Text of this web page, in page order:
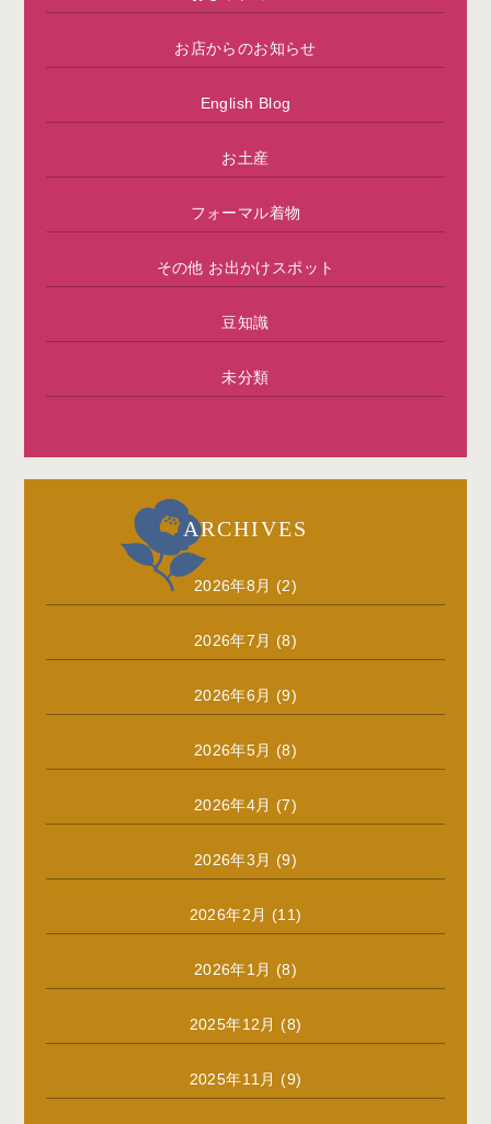
お店からのお知らせ
English Blog
お土産
フォーマル着物
その他 お出かけスポット
豆知識
未分類
ARCHIVES
2026年8月 (2)
2026年7月 (8)
2026年6月 (9)
2026年5月 (8)
2026年4月 (7)
2026年3月 (9)
2026年2月 (11)
2026年1月 (8)
2025年12月 (8)
2025年11月 (9)